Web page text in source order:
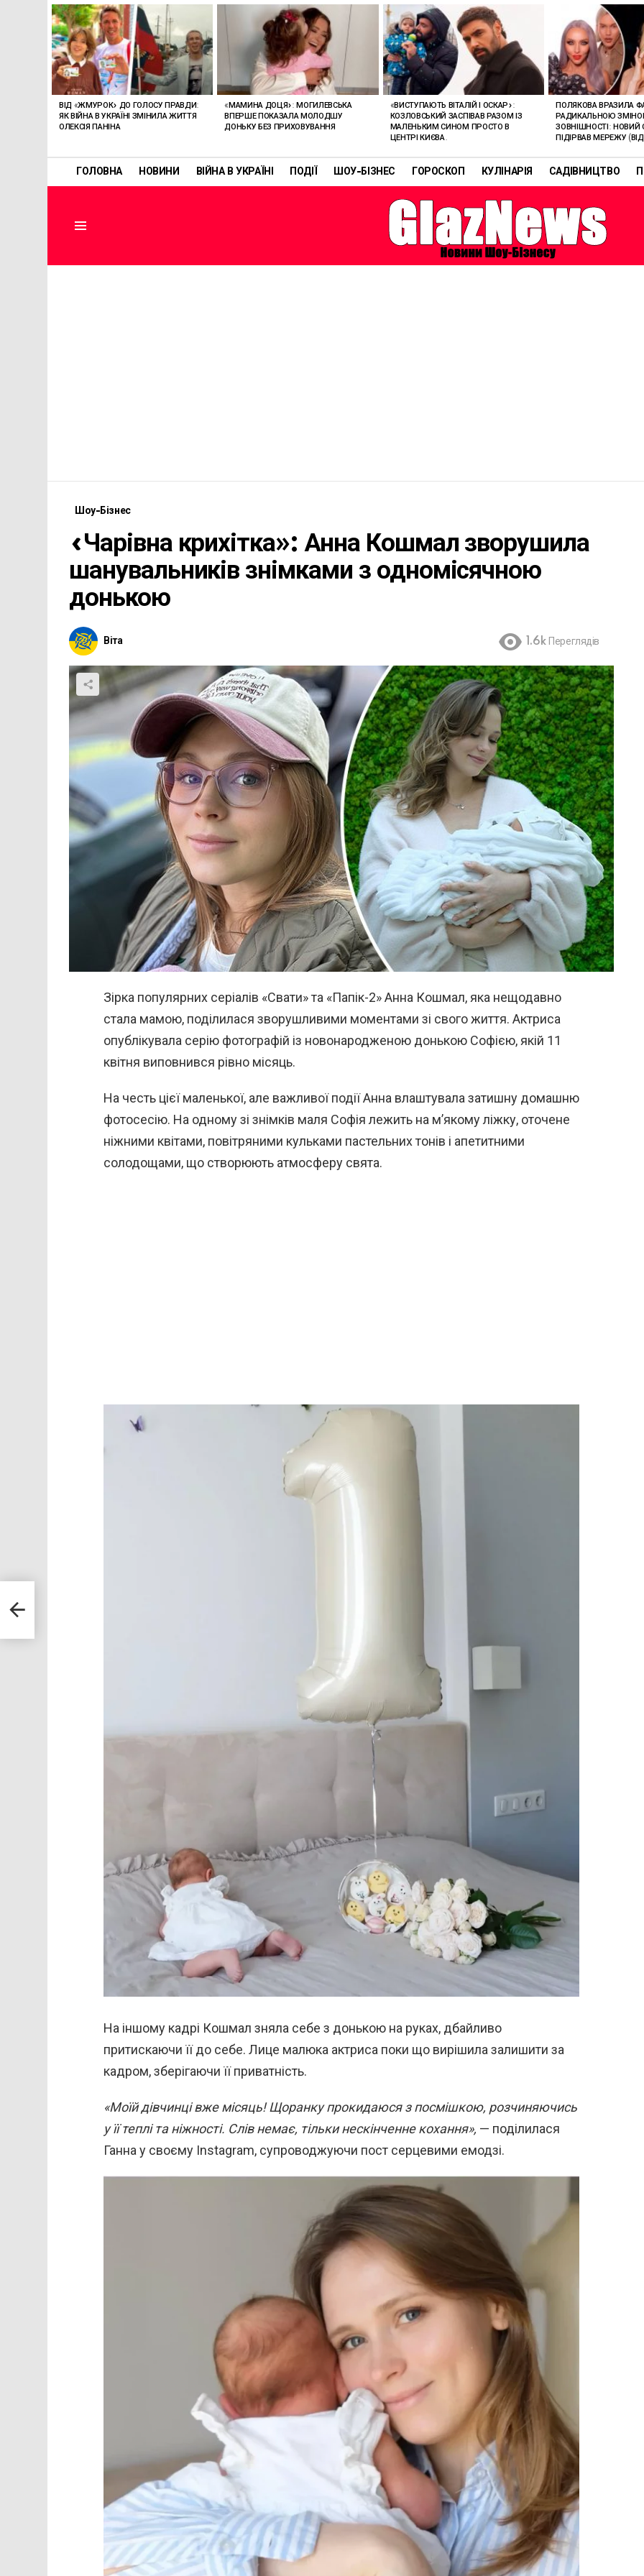
ГОЛОВНА НОВИНИ ВІЙНА В УКРАЇНІ ПОДІЇ ШОУ-БІЗНЕС ГОРОСКОП КУЛІНАРІЯ САДІВНИЦТВО
ОСТАННІ
СТАТТІ
ВІД «ЖМУРОК» ДО ГОЛОСУ ПРАВДИ:
ЯК ВІЙНА В УКРАЇНІ ЗМІНИЛА ЖИТТЯ
ОЛЕКСІЯ ПАНІНА
«МАМИНА ДОЦЯ»: МОГИЛЕВСЬКА
ВПЕРШЕ ПОКАЗАЛА МОЛОДШУ
ДОНЬКУ БЕЗ ПРИХОВУВАННЯ
«ВИСТУПАЮТЬ ВІТАЛІЙ І ОСКАР»:
КОЗЛОВСЬКИЙ ЗАСПІВАВ РАЗОМ ІЗ
МАЛЕНЬКИМ СИНОМ ПРОСТО В
ЦЕНТРІ КИЄВА.
ПОЛЯКОВА ВРАЗИЛА
РАДИКАЛЬНОЮ
ЗОВНІШНОСТІ: НОВИЙ
ПІДІРВАВ МЕРЕЖУ
Шоу-Бізнес
«Чарівна крихітка»: Анна Кошмал зворушила
шанувальників знімками з одномісячною
донькою
Віта 1.6k Переглядів
Зірка популярних серіалів «Свати» та «Папік-2» Анна Кошмал, яка нещодавно
стала мамою, поділилася зворушливими моментами зі свого життя. Актриса
опублікувала серію фотографій із новонародженою донькою Софією, якій 11
квітня виповнився рівно місяць.
На честь цієї маленької, але важливої ​​події Анна влаштувала затишну домашню
фотосесію. На одному зі знімків маля Софія лежить на м’якому ліжку, оточене
ніжними квітами, повітряними кульками пастельних тонів і апетитними
солодощами, що створюють атмосферу свята.
На іншому кадрі Кошмал зняла себе з донькою на руках, дбайливо
притискаючи її до себе. Лице малюка актриса поки що вирішила залишити за
кадром, зберігаючи її приватність.
«Моїй дівчинці вже місяць! Щоранку прокидаюся з посмішкою, розчиняючись
у її теплі та ніжності. Слів немає, тільки нескінченне кохання», — поділилася
Ганна у своєму Instagram, супроводжуючи пост серцевими емодзі.